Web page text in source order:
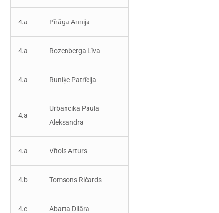
4.a Pīrāga Annija
4.a Rozenberga Līva
4.a Runiķe Patrīcija
4.a
Urbančika Paula
Aleksandra
4.a Vītols Arturs
4.b Tomsons Ričards
4.c Abarta Dilāra